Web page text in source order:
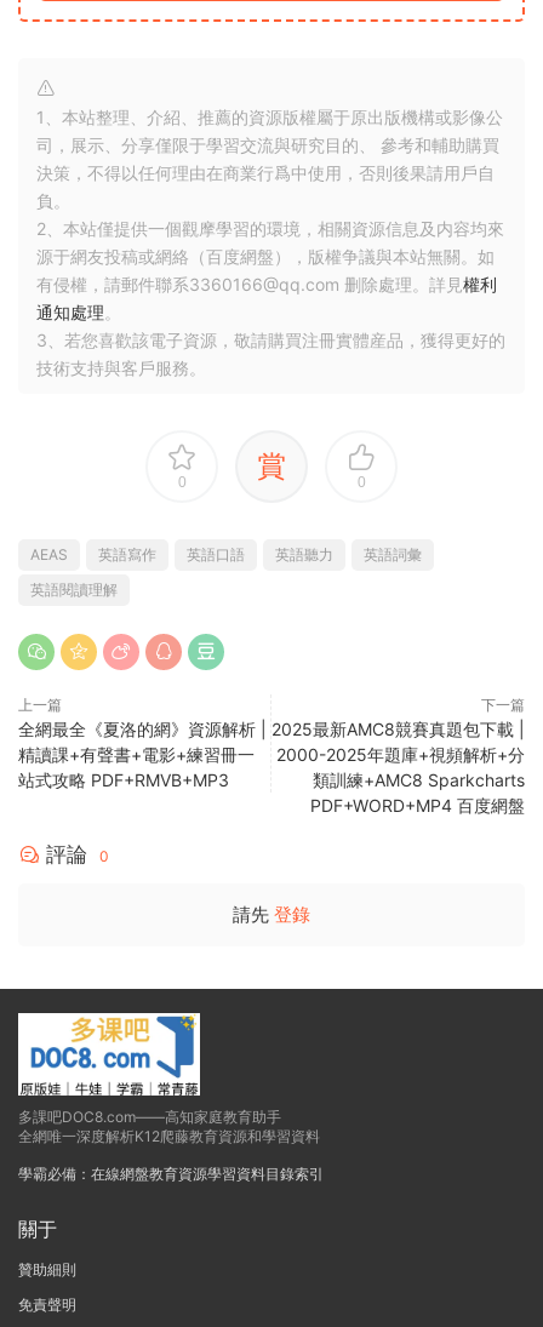
1、本站整理、介紹、推薦的資源版權屬于原出版機構或影像公
司，展示、分享僅限于學習交流與研究目的、 參考和輔助購買
決策，不得以任何理由在商業行爲中使用，否則後果請用戶自
負。
2、本站僅提供一個觀摩學習的環境，相關資源信息及内容均來
源于網友投稿或網絡（百度網盤），版權争議與本站無關。如
有侵權，請郵件聯系3360166@qq.com 删除處理。詳見權利
通知處理。
3、若您喜歡該電子資源，敬請購買注冊實體産品，獲得更好的
技術支持與客戶服務。
0 賞 0
AEAS 英語寫作 英語口語 英語聽力
英語詞彙
英語閱讀理解
上一篇
全網最全《夏洛的網》資源解析 |
精讀課+有聲書+電影+練習冊一
站式攻略 PDF+RMVB+MP3
下一篇
2025最新AMC8競賽真題包下載 |
2000-2025年題庫+視頻解析+分
類訓練+AMC8 Sparkcharts
PDF+WORD+MP4 百度網盤
評論 0
請先 登錄
多課吧DOC8.com——高知家庭教育助手
全網唯一深度解析K12爬藤教育資源和學習資料
學霸必備：在線網盤教育資源學習資料目錄索引
關于
贊助細則
免責聲明